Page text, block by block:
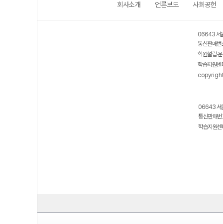
회사소개 언론보도 사회공헌
06643 서
통신판매
학원설립·
학습지원
06643 서
통신판매
학습지원